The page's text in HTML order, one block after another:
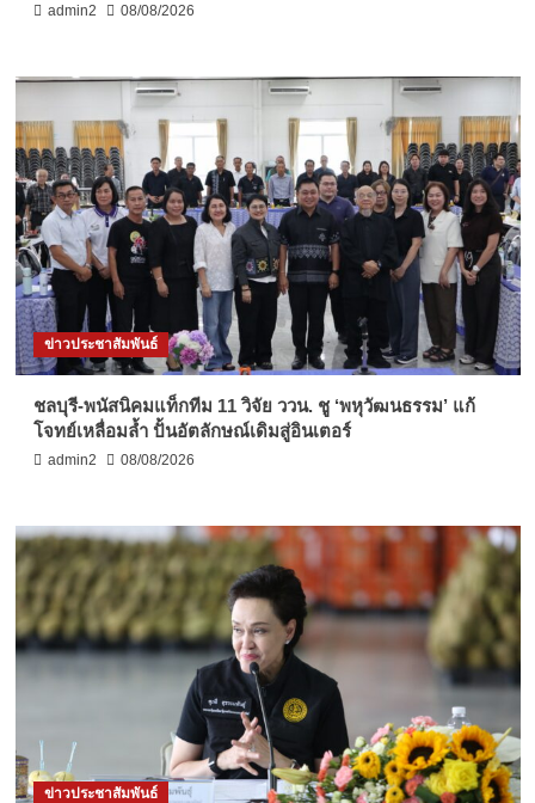
admin2 08/08/2026
ข่าวประชาสัมพันธ์
ชลบุรี-พนัสนิคมแท็กทีม 11 วิจัย ววน. ชู ‘พหุวัฒนธรรม’ แก้
โจทย์เหลื่อมล้ำ ปั้นอัตลักษณ์เดิมสู่อินเตอร์
admin2 08/08/2026
ข่าวประชาสัมพันธ์